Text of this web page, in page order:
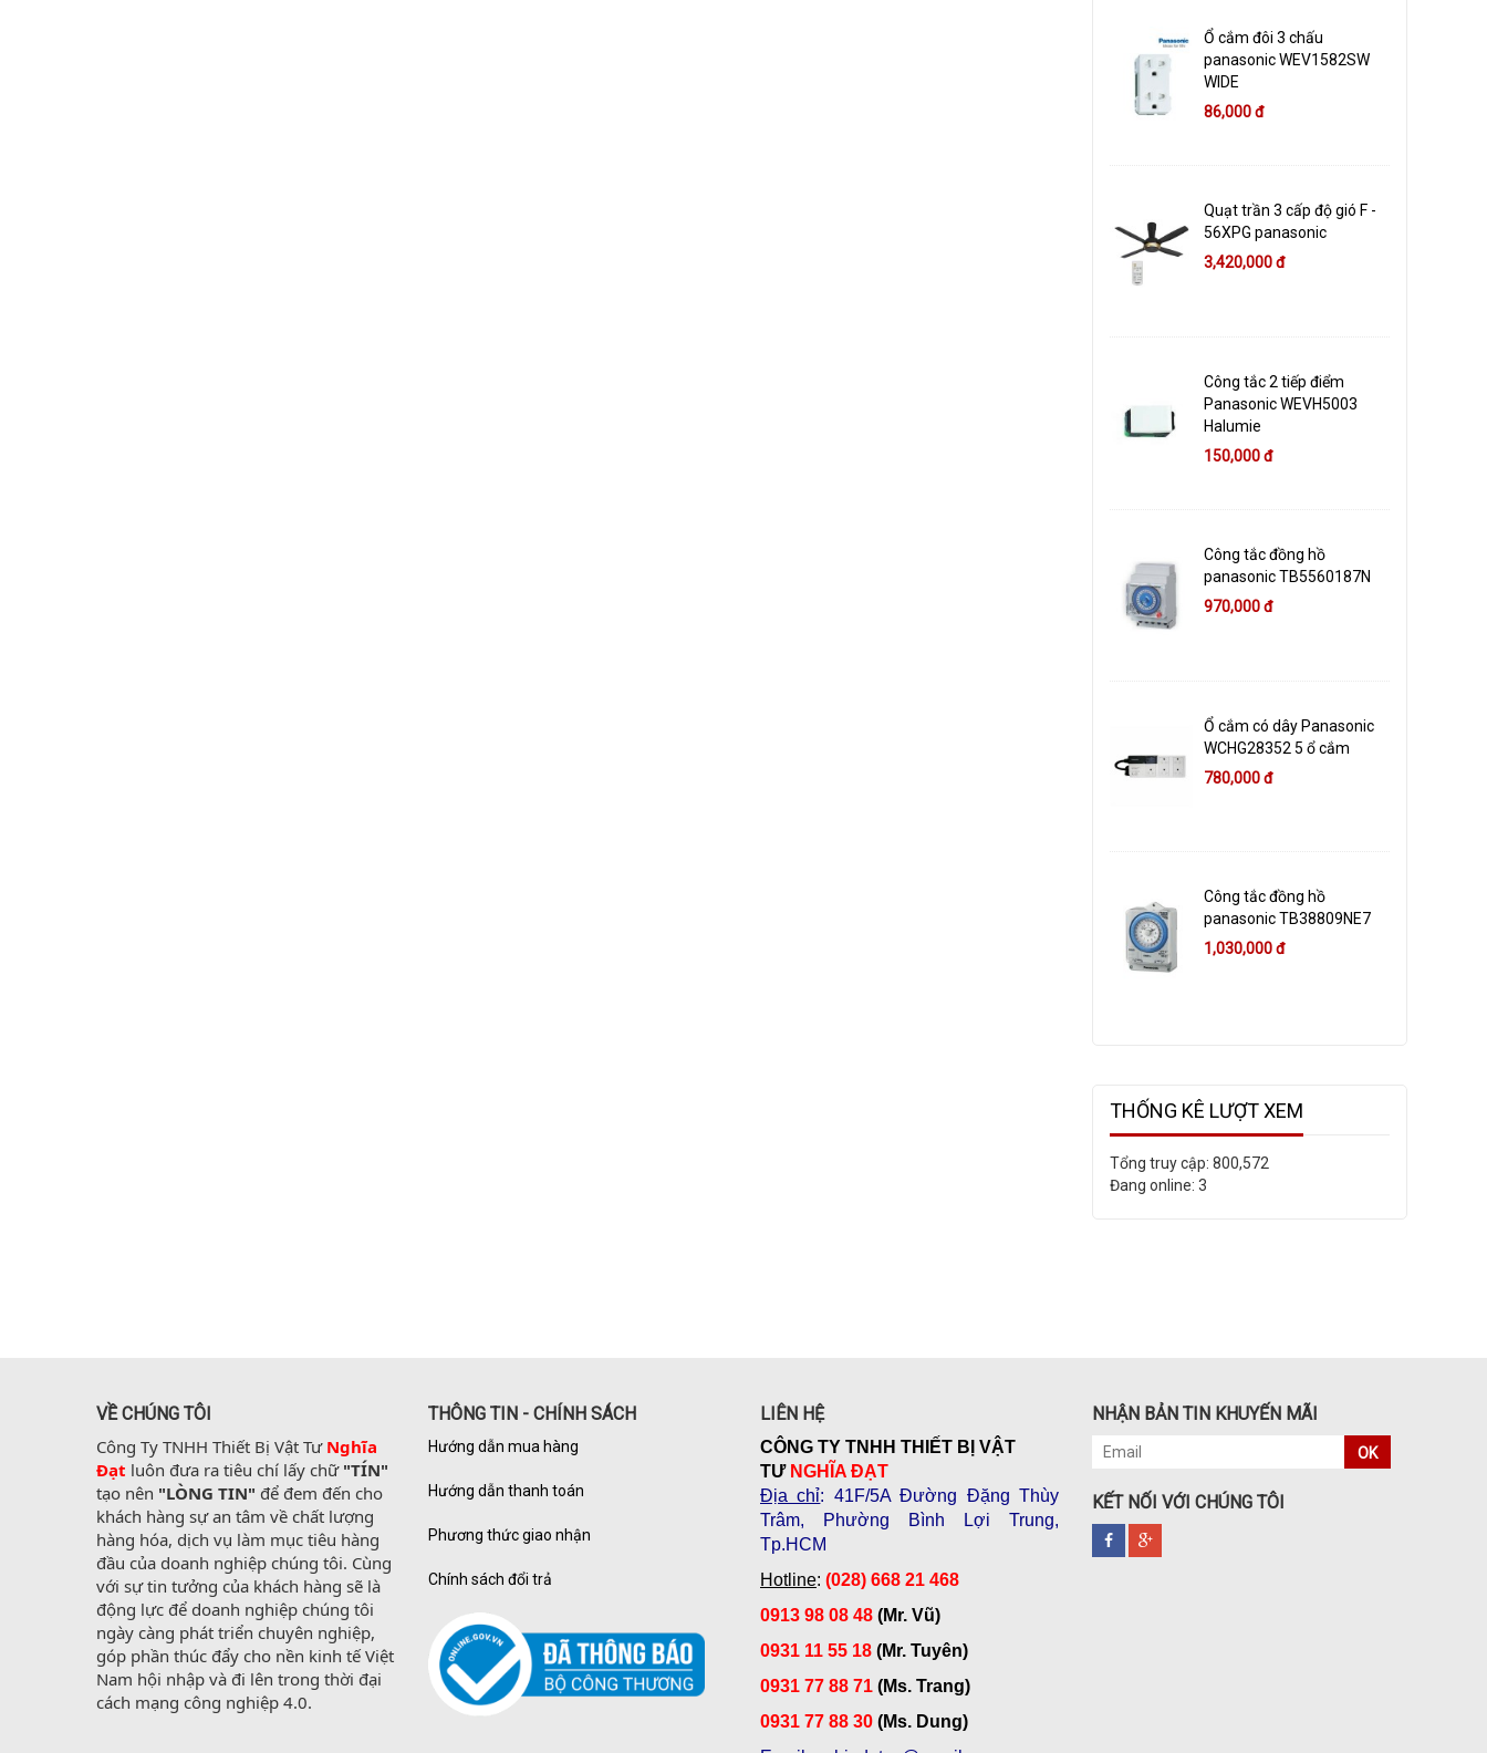
Ổ cắm đôi 3 chấu
panasonic WEV1582SW
WIDE
86,000 đ
Quạt trần 3 cấp độ gió F -
56XPG panasonic
3,420,000 đ
Công tắc 2 tiếp điểm
Panasonic WEVH5003
Halumie
150,000 đ
Công tắc đồng hồ
panasonic TB5560187N
970,000 đ
Ổ cắm có dây Panasonic
WCHG28352 5 ổ cắm
780,000 đ
Công tắc đồng hồ
panasonic TB38809NE7
1,030,000 đ
THỐNG KÊ LƯỢT XEM
Tổng truy cập: 800,572
Đang online: 3
VỀ CHÚNG TÔI
Công Ty TNHH Thiết Bị Vật Tư Nghĩa
Đạt luôn đưa ra tiêu chí lấy chữ "TÍN"
tạo nên "LÒNG TIN" để đem đến cho
khách hàng sự an tâm về chất lượng
hàng hóa, dịch vụ làm mục tiêu hàng
đầu của doanh nghiệp chúng tôi. Cùng
với sự tin tưởng của khách hàng sẽ là
động lực để doanh nghiệp chúng tôi
ngày càng phát triển chuyên nghiệp,
góp phần thúc đẩy cho nền kinh tế Việt
Nam hội nhập và đi lên trong thời đại
cách mạng công nghiệp 4.0.
THÔNG TIN - CHÍNH SÁCH
Hướng dẫn mua hàng
Hướng dẫn thanh toán
Phương thức giao nhận
Chính sách đổi trả
LIÊN HỆ
CÔNG TY TNHH THIẾT BỊ VẬT
TƯ NGHĨA ĐẠT
Địa chỉ: 41F/5A Đường Đặng Thùy
Trâm, Phường Bình Lợi Trung,
Tp.HCM
Hotline: (028) 668 21 468
0913 98 08 48 (Mr. Vũ)
0931 11 55 18 (Mr. Tuyên)
0931 77 88 71 (Ms. Trang)
0931 77 88 30 (Ms. Dung)
NHẬN BẢN TIN KHUYẾN MÃI
OK
KẾT NỐI VỚI CHÚNG TÔI